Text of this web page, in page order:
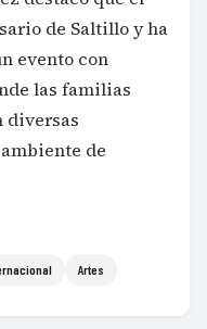
de Saltillo y ha
evento con
las familias
diversas
de
Artes